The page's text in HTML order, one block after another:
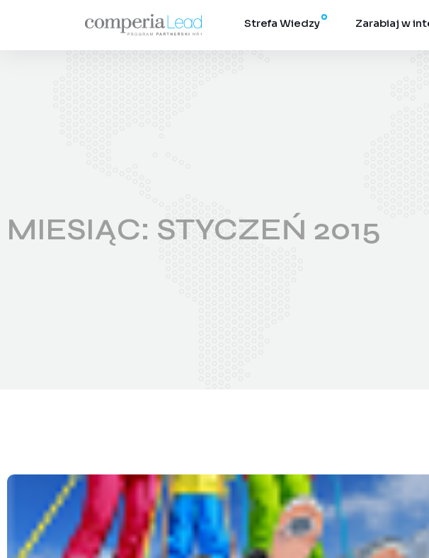
Strefa Wiedzy Zarabiaj w
MIESIĄC: STYCZEŃ 2015